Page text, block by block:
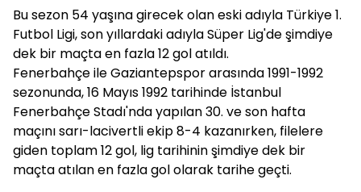
Bu sezon 54 yaşına girecek olan eski adıyla Türkiye 1.
Futbol Ligi, son yıllardaki adıyla Süper Lig'de şimdiye
dek bir maçta en fazla 12 gol atıldı.
Fenerbahçe ile Gaziantepspor arasında 1991-1992
sezonunda, 16 Mayıs 1992 tarihinde İstanbul
Fenerbahçe Stadı'nda yapılan 30. ve son hafta
maçını sarı-lacivertli ekip 8-4 kazanırken, filelere
giden toplam 12 gol, lig tarihinin şimdiye dek bir
maçta atılan en fazla gol olarak tarihe geçti.